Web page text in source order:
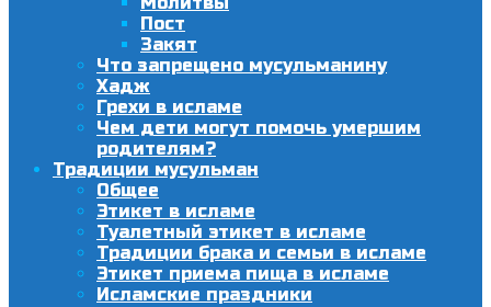
Пост
Закят
Что запрещено мусульманину
Хадж
Грехи в исламе
Чем дети могут помочь умершим
родителям?
Традиции мусульман
Общее
Этикет в исламе
Туалетный этикет в исламе
Традиции брака и семьи в исламе
Этикет приема пища в исламе
Исламские праздники